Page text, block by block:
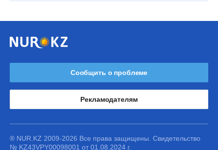
Сообщить о проблеме
Рекламодателям
® NUR.KZ 2009-2026 Все права защищены. Свидетельство
№ KZ43VPY00098001 от 01.08.2024 г.